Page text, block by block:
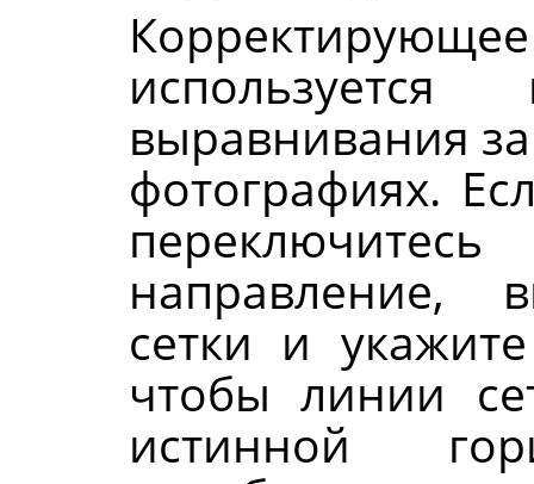
выравнивания
фотографиях.
направление,
сетки и
чтобы линии
истинной